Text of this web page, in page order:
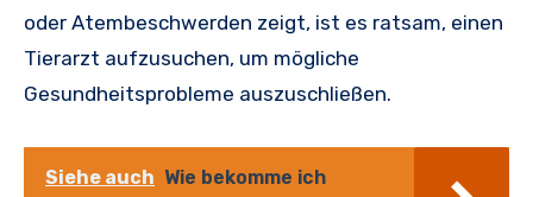
oder Atembeschwerden zeigt, ist es ratsam, einen
Tierarzt aufzusuchen, um mögliche
Gesundheitsprobleme auszuschließen.
Siehe auch Wie bekomme ich